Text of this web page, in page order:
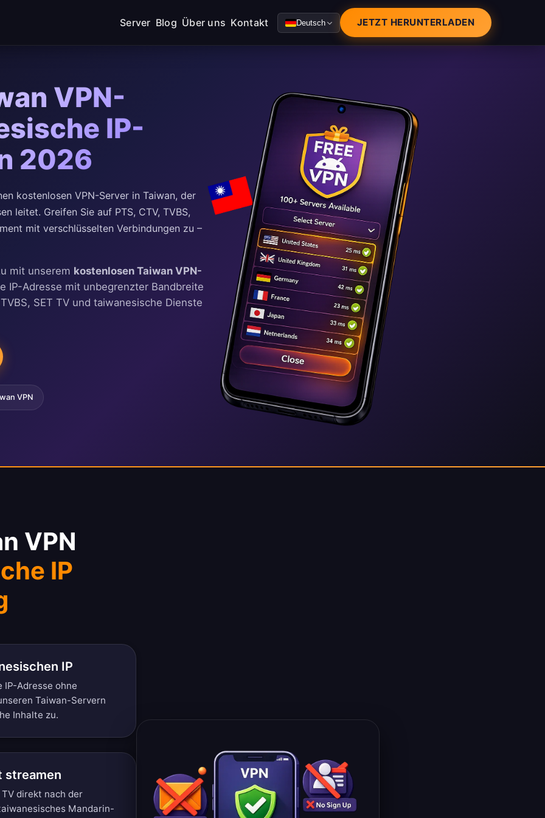
Server Blog Über uns Kontakt Deutsch JETZT HERUNTERLADEN
VPN-
IP-
2026
kostenlosen VPN-Server in Taiwan, der
leitet. Greifen Sie auf PTS, CTV, TVBS,
mit verschlüsselten Verbindungen zu –
mit unserem kostenlosen Taiwan VPN-
IP-Adresse mit unbegrenzter Bandbreite
SET TV und taiwanesische Dienste
VPN
VPN
IP
IP
Adresse ohne
Taiwan-Servern
Inhalte zu.
streamen
TV direkt nach der
Mandarin-